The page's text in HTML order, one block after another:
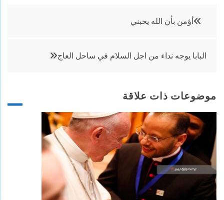
تصفّح
أؤمن بأن الله يحبني
البابا يوجه نداء من اجل السلام في ساحل العاج
موضوعات ذات علاقة